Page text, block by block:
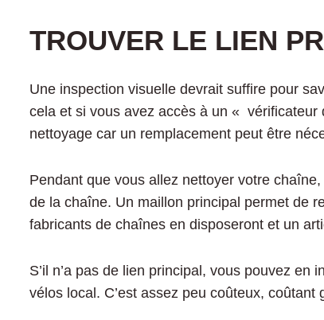
TROUVER LE LIEN
Une inspection visuelle devrait suffire pour
cela et si vous avez accès à un «
nettoyage car un remplacement peut être
Pendant que vous allez nettoyer votre
de la chaîne. Un maillon principal permet de
fabricants de chaînes en disposeront et un
S’il n’a pas de lien principal, vous pouvez
vélos local. C’est assez peu coûteux, coûtant